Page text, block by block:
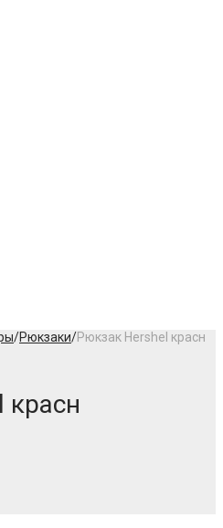
/Рюкзаки/Рюкзак Hershel красн
красн